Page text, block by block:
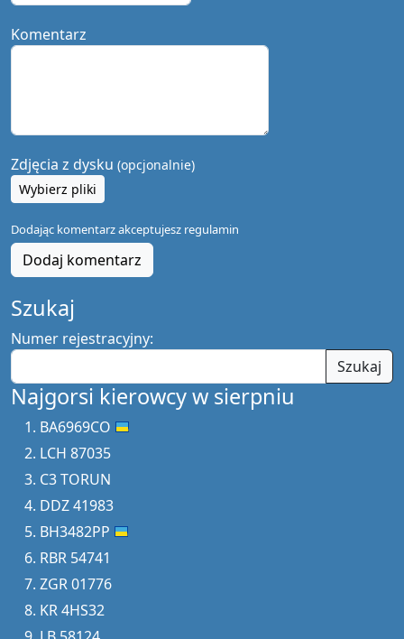
Komentarz
Zdjęcia z dysku (opcjonalnie)
Wybierz pliki
Dodając komentarz akceptujesz regulamin
Dodaj komentarz
Szukaj
Numer rejestracyjny:
Szukaj
Najgorsi kierowcy w sierpniu
BA6969CO
LCH 87035
C3 TORUN
DDZ 41983
BH3482PP
RBR 54741
ZGR 01776
KR 4HS32